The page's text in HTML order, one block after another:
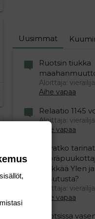
Uusimmat
Ruotsin tiukka
Aloittaja: vierailija
Aihe vapaa
Relaatio 1145
Aloittaja: vierailija
Aihe vapaa
Olivatko
pelkkää Ylen
husutusta?
Aloittaja: vierailija
Aihe vapaa
Ruotsissa